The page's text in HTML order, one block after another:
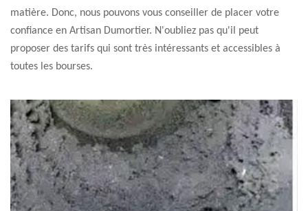
matière. Donc, nous pouvons vous conseiller de placer votre
confiance en Artisan Dumortier. N'oubliez pas qu'il peut
proposer des tarifs qui sont très intéressants et accessibles à
toutes les bourses.